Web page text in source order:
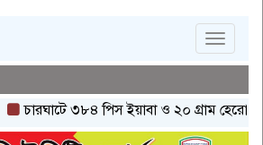
Toggle
চারঘাটে ৩৮৪ পিস ইয়াবা ও ২০ গ্রাম হেরোইনসহ